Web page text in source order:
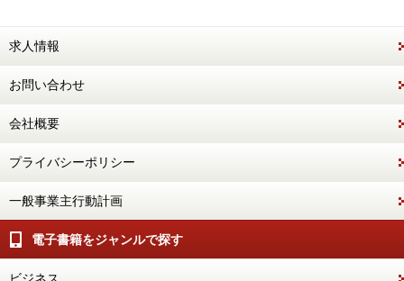
求人情報
お問い合わせ
会社概要
プライバシーポリシー
一般事業主行動計画
電子書籍をジャンルで探す